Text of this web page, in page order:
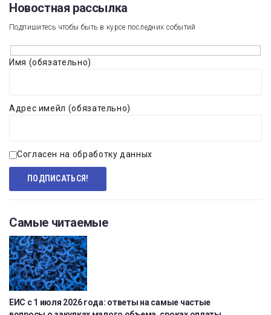
Новостная рассылка​
Подпишитесь чтобы быть в курсе последних событий
Имя (обязательно)
Адрес имейл (обязательно)
Согласен на обработку данных
Самые читаемые
ЕИС с 1 июля 2026 года: ответы на самые частые